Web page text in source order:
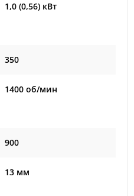
1,0 (0,56) кВт
350
1400 об/мин
900
13 мм